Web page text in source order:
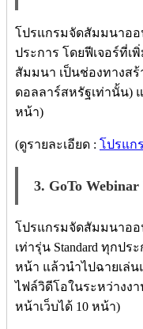
โปรแกรมจัดสัมมนาออ
ประการ โดยฟีเจอร์ที่เ
สัมมนา เป็นช่องทางส
ดอลลาร์สหรัฐเท่านั้น)
หน้า)
(ดูรายละเอียด : โปรแกร
3. GoTo Webinar
โปรแกรมจัดสัมมนาออ
เท่ารุ่น Standard ทุกป
หน้า แล้วนำไปฉายเล่น
ไฟล์วิดีโอในระหว่างง
หน้าเว็บได้ 10 หน้า)